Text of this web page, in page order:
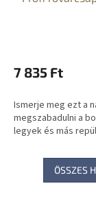
7 835 Ft
Ismerje meg ezt a
megszabadulni a
legyek és más
ÖSSZES